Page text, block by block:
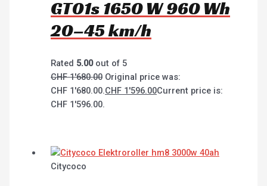
GT01s 1650 W 960 Wh
20–45 km/h
Rated 5.00out of 5
CHF1'680.00 Original price was:
CHF 1'680.00.CHF 1'596.00Current price is:
CHF 1'596.00.
Citycoco